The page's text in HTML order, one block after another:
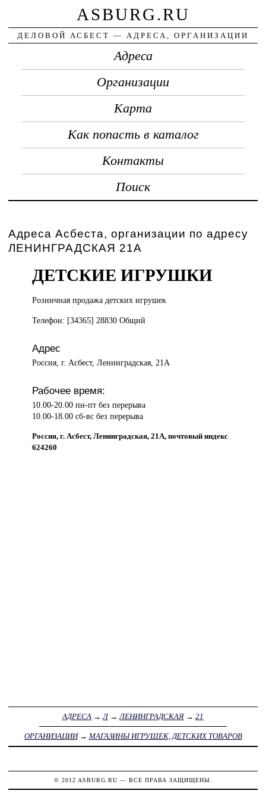
ASBURG.RU
ДЕЛОВОЙ АСБЕСТ — АДРЕСА, ОРГАНИЗАЦИИ
Адреса
Организации
Карта
Как попасть в каталог
Контакты
Поиск
Адреса Асбеста, организации по адресу
ЛЕНИНГРАДСКАЯ 21А
ДЕТСКИЕ ИГРУШКИ
Розничная продажадетских игрушек
Телефон: [34365] 28830 Общий
Адрес
Россия, г. Асбест, Ленинградская, 21А
Рабочее время:
10.00-20.00 пн-пт без перерыва
10.00-18.00 сб-вс без перерыва
Россия, г. Асбест, Ленинградская, 21А, почтовый индекс
624260
АДРЕСА →Л→ЛЕНИНГРАДСКАЯ → 21
ОРГАНИЗАЦИИ→ МАГАЗИНЫ ИГРУШЕК, ДЕТСКИХ ТОВАРОВ
© 2012 ASBURG.RU — ВСЕ ПРАВА ЗАЩИЩЕНЫ.